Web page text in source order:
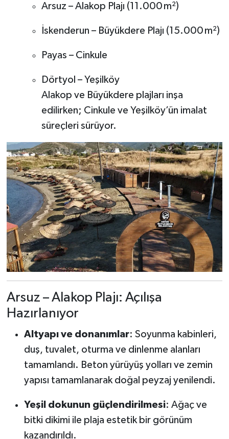
Arsuz – Alakop Plajı (11.000 m²)
İskenderun – Büyükdere Plajı (15.000 m²)
Payas – Cinkule
Dörtyol – Yeşilköy
Alakop ve Büyükdere plajları inşa
edilirken; Cinkule ve Yeşilköy’ün imalat
süreçleri sürüyor.
Arsuz – Alakop Plajı: Açılışa
Hazırlanıyor
Altyapı ve donanımlar: Soyunma kabinleri,
duş, tuvalet, oturma ve dinlenme alanları
tamamlandı. Beton yürüyüş yolları ve zemin
yapısı tamamlanarak doğal peyzaj yenilendi.
Yeşil dokunun güçlendirilmesi: Ağaç ve
bitki dikimi ile plaja estetik bir görünüm
kazandırıldı.